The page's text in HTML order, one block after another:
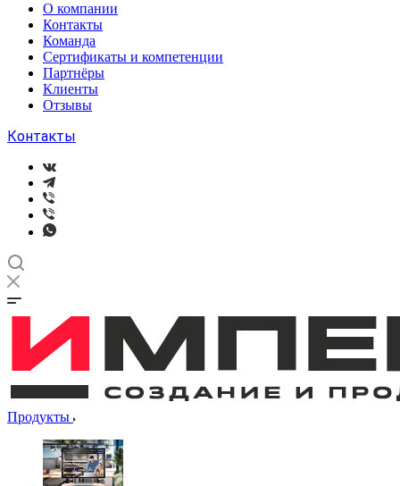
О компании
Контакты
Команда
Сертификаты и компетенции
Партнёры
Клиенты
Отзывы
Контакты
Продукты